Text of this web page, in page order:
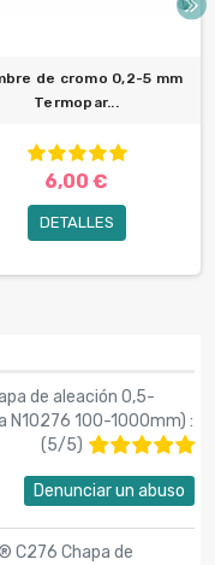
de cromo 0,2-5 mm
Termopar...
6,00 €
DETALLES
de aleación 0,5-
N10276 100-1000mm) :
(5/5)
Denunciar un abuso
C276 Chapa de